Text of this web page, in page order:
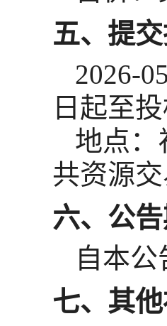
五、提
2026-
日起至
地点：
共资源
六、公
自本
七、其